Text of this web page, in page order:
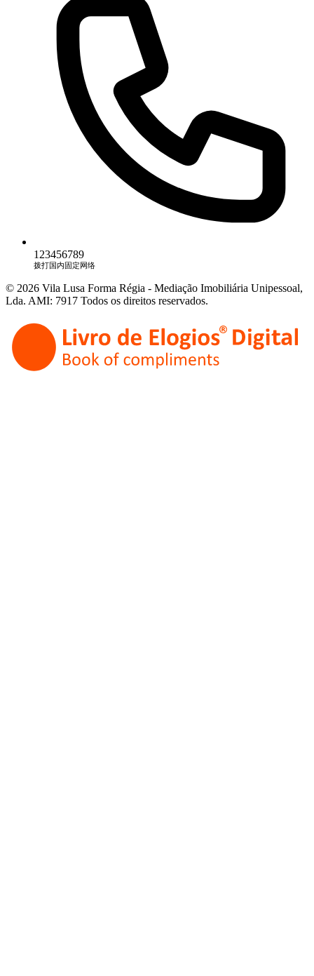
123456789
拨打国内固定网络
© 2026 Vila Lusa Forma Régia - Mediação Imobiliária Unipessoal,
Lda. AMI: 7917 Todos os direitos reservados.